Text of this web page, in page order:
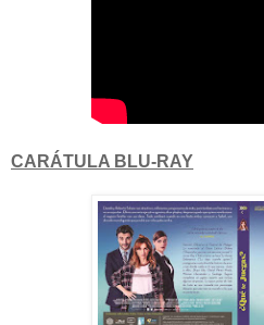
CARÁTULA BLU-RAY